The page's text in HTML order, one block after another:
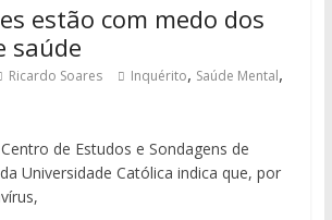
estão com medo dos
saúde
Ricardo Soares Inquérito, Saúde Mental,
de Estudos e Sondagens de
Universidade Católica indica que, por